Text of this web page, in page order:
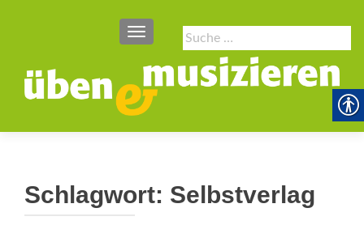
Suche
nach:
SCHALTE NAVIGATION
Schlagwort: Selbstverlag